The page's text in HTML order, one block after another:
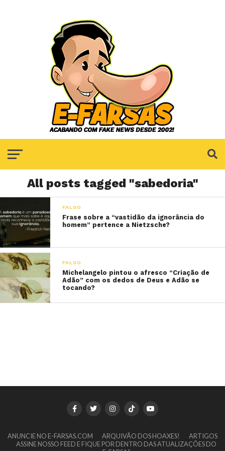
All posts tagged "sabedoria"
FALSO
Frase sobre a “vastidão da ignorância do
homem” pertence a Nietzsche?
FALSO
Michelangelo pintou o afresco “Criação de
Adão” com os dedos de Deus e Adão se
tocando?
ANUNCIE NO E-FARSAS.COM ARQUIVÃO DOS HOAXES!
ARTIGOS
ASSINE NOSSO FEED E FIQUE POR DENTRO DAS ATUALIZAÇÕES DO